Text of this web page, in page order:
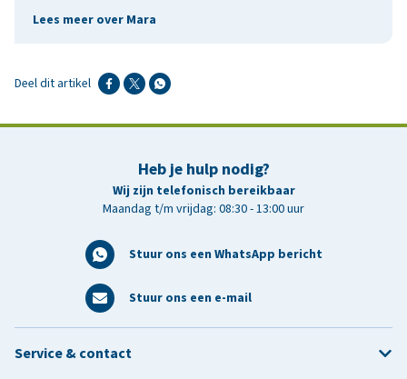
Lees meer over Mara
Deel dit artikel
Heb je hulp nodig?
Wij zijn telefonisch bereikbaar
Maandag t/m vrijdag: 08:30 - 13:00 uur
Stuur ons een WhatsApp bericht
Stuur ons een e-mail
Service & contact